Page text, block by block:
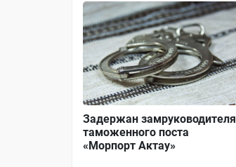
Задержан замруководителя
таможенного поста
«Морпорт Актау»